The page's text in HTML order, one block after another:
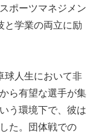
ポーツマネジメン
と学業の両立に励
球人生において非
ら有望な選手が集
う環境下で、彼は
た。団体戦での